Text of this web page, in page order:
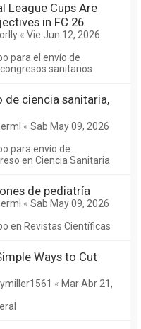
League Cups Are
in FC 26
« Vie Jun 12, 2026
para el envío de
sanitarios
de ciencia sanitaria,
« Sab May 09, 2026
para envío de
en Ciencia Sanitaria
de pediatría
« Sab May 09, 2026
en Revistas Científicas
Ways to Cut
« Mar Abr 21,